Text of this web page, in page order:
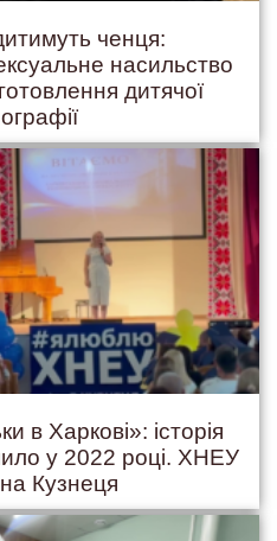
ченця:
насильство
дитячої
в Харкові»: історія
у 2022 році. ХНЕУ
Кузнеця